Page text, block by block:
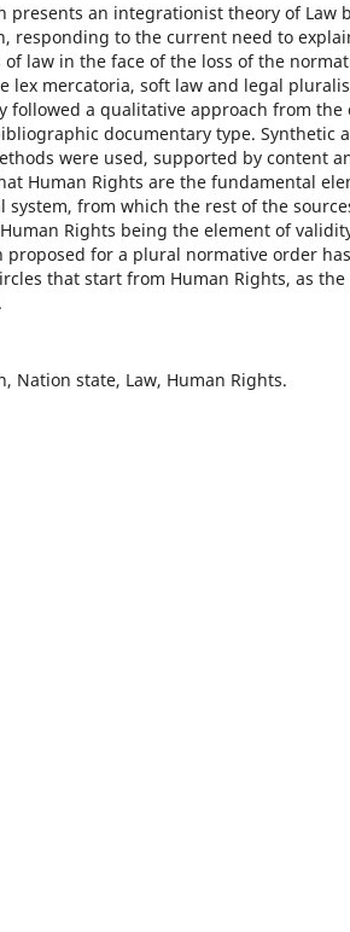
presents an integrationist theory of Law
responding to the current need to
of law in the face of the loss of the
lex mercatoria, soft law and legal
followed a qualitative approach from the
documentary type. Synthetic
were used, supported by content
Human Rights are the fundamental
system, from which the rest of the
Rights being the element of
proposed for a plural normative order
that start from Human Rights, as
Nation state, Law, Human Rights.